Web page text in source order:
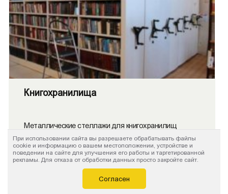
Книгохранилища
Металлические стеллажи для книгохранилищ
стационарные и мобильные.
При использовании сайта вы разрешаете обрабатывать файлы
cookie и информацию о вашем местоположении, устройстве и
поведении на сайте для улучшения его работы и таргетированной
рекламы. Для отказа от обработки данных просто закройте сайт.
Согласен